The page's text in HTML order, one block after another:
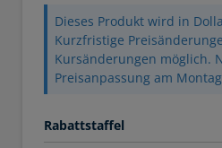
Dieses Produkt wird in
Kurzfristige
Kursänderungen möglich.
Preisanpassung am
Rabattstaffel